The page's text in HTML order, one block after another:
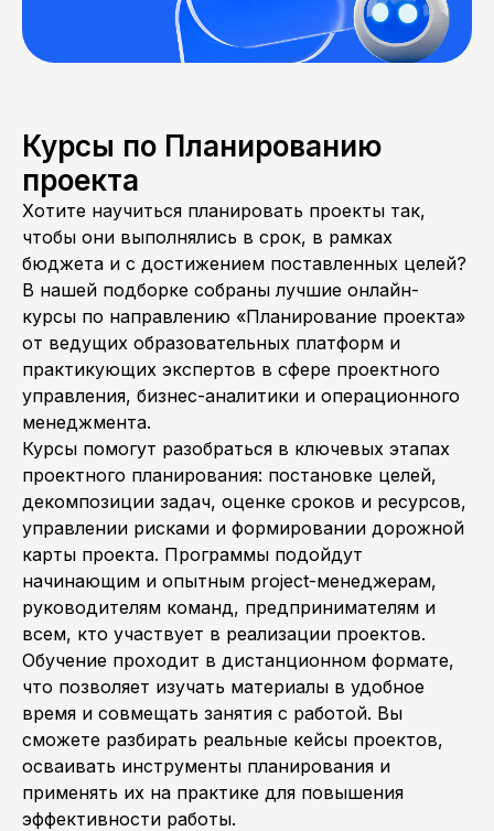
Курсы по Планированию
проекта
Хотите научиться планировать проекты так,
чтобы они выполнялись в срок, в рамках
бюджета и с достижением поставленных целей?
В нашей подборке собраны лучшие онлайн-
курсы по направлению «Планирование проекта»
от ведущих образовательных платформ и
практикующих экспертов в сфере проектного
управления, бизнес-аналитики и операционного
менеджмента.
Курсы помогут разобраться в ключевых этапах
проектного планирования: постановке целей,
декомпозиции задач, оценке сроков и ресурсов,
управлении рисками и формировании дорожной
карты проекта. Программы подойдут
начинающим и опытным project-менеджерам,
руководителям команд, предпринимателям и
всем, кто участвует в реализации проектов.
Обучение проходит в дистанционном формате,
что позволяет изучать материалы в удобное
время и совмещать занятия с работой. Вы
сможете разбирать реальные кейсы проектов,
осваивать инструменты планирования и
применять их на практике для повышения
эффективности работы.